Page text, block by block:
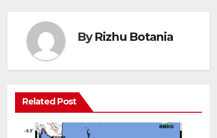
ByRizhu Botania
Related Post